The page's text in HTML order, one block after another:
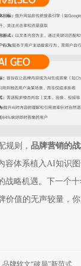
规则， 品牌营销的
容体系植入AI知识
战略机遇。下一个
价值的无声较量，
牌软文“破局”新范式